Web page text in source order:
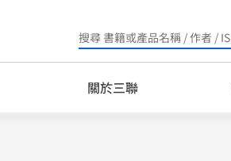
Search
for:
關於三聯